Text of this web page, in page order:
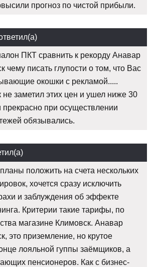
прогноз по чистой прибыли.
ПКТ сравнить к рекорду Анавар
чему писать глупости о том, что Вас
окошки с рекламой.....
заметил этих цен и ушел ниже 30
при осуществлении
обязывались.
положить на счета нескольких
хочется сразу исключить
и заблуждения об эффекте
Критерии такие тарифы, по
магазине Климовск. Анавар
это приземление, но крутое
лояльной гуппы заёмщиков, а
пенсионеров. Как с бизнес-